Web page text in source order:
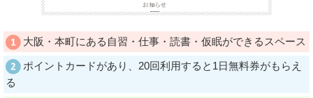
大阪・本町にある自習・仕事・読書・仮眠ができるスペース
ポイントカードがあり、20回利用すると1日無料券がもらえ
る